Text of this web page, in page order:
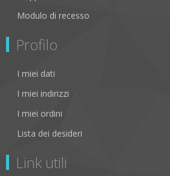
Modulo di recesso
Profilo
I miei dati
I miei indirizzi
I miei ordini
Lista dei desideri
Link utili